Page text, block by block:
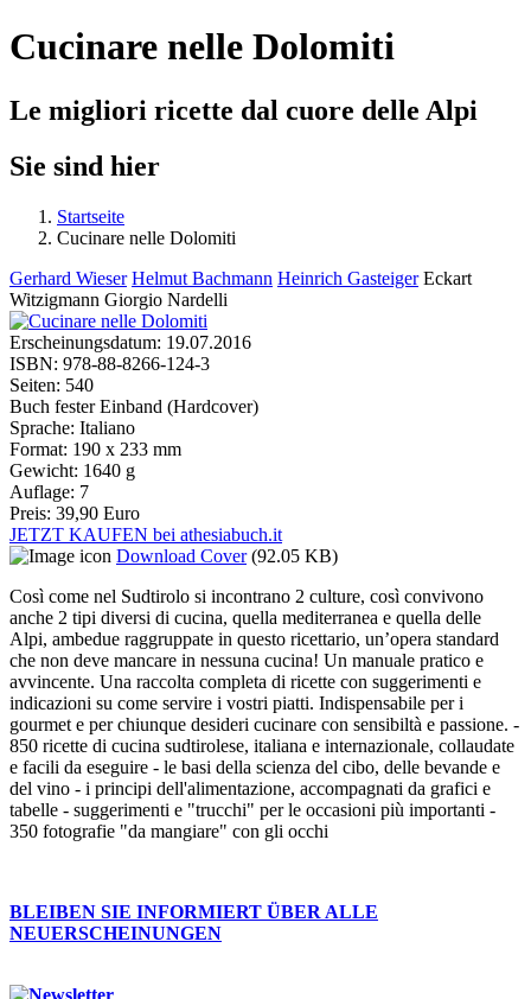
Cucinare nelle Dolomiti
Le migliori ricette dal cuore delle Alpi
Sie sind hier
Startseite
Cucinare nelle Dolomiti
Gerhard Wieser Helmut Bachmann Heinrich Gasteiger Eckart
Witzigmann Giorgio Nardelli
Erscheinungsdatum: 19.07.2016
ISBN: 978-88-8266-124-3
Seiten: 540
Buch fester Einband (Hardcover)
Sprache: Italiano
Format: 190 x 233 mm
Gewicht: 1640 g
Auflage: 7
Preis: 39,90 Euro
JETZT KAUFEN bei athesiabuch.it
Download Cover (92.05 KB)
Così come nel Sudtirolo si incontrano 2 culture, così convivono
anche 2 tipi diversi di cucina, quella mediterranea e quella delle
Alpi, ambedue raggruppate in questo ricettario, un’opera standard
che non deve mancare in nessuna cucina! Un manuale pratico e
avvincente. Una raccolta completa di ricette con suggerimenti e
indicazioni su come servire i vostri piatti. Indispensabile per i
gourmet e per chiunque desideri cucinare con sensibiltà e passione. -
850 ricette di cucina sudtirolese, italiana e internazionale, collaudate
e facili da eseguire - le basi della scienza del cibo, delle bevande e
del vino - i principi dell'alimentazione, accompagnati da grafici e
tabelle - suggerimenti e "trucchi" per le occasioni più importanti -
350 fotografie "da mangiare" con gli occhi
BLEIBEN SIE INFORMIERT ÜBER ALLE
NEUERSCHEINUNGEN